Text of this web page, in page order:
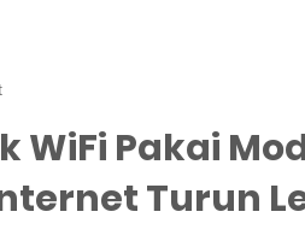
WiFi Pakai
Turun